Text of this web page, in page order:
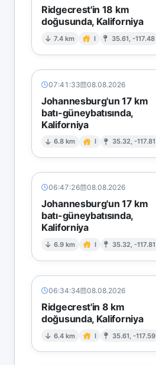
Ridgecrest'in 18 km
doğusunda, Kaliforniya
7.4 km I 35.61, -117.48
07:41:33 08.08.2026
Johannesburg'un 17 km
batı-güneybatısında,
Kaliforniya
6.8 km I 35.32, -117.81
06:47:26 08.08.2026
Johannesburg'un 17 km
batı-güneybatısında,
Kaliforniya
6.9 km I 35.32, -117.81
06:34:34 08.08.2026
Ridgecrest'in 8 km
doğusunda, Kaliforniya
6.4 km I 35.61, -117.59